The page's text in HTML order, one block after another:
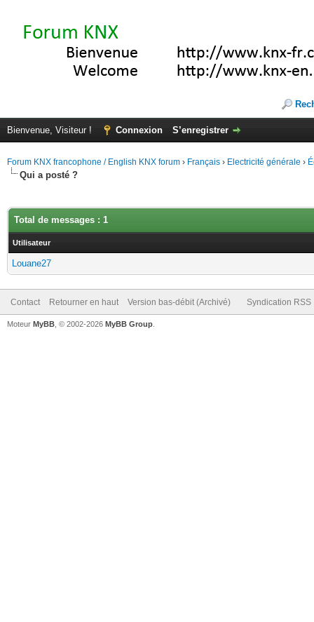
Bienvenue, Visiteur ! Connexion S’enregistrer
Forum KNX francophone / English KNX forum › Français › Electricité générale ›
Qui a posté ?
Total de messages : 1
Utilisateur
Louane27
Contact Retourner en haut Version bas-débit (Archivé) Syndication RSS
Moteur MyBB , © 2002-2026 MyBB Group